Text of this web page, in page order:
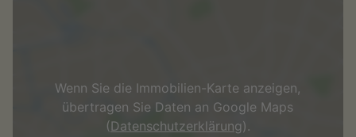
Wenn Sie die Immobilien-Karte anzeigen,
übertragen Sie Daten an Google Maps
(Datenschutzerklärung).